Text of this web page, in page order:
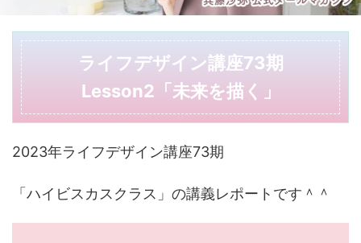
ライフデザイン講座73期
Lesson2「未来を描く」
2023年ライフデザイン講座73期
「ハイビスカスクラス」の講義レポートです＾＾